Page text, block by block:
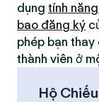
dụng tính
bao đăng ký
phép bạn
thành viên ở
Hộ